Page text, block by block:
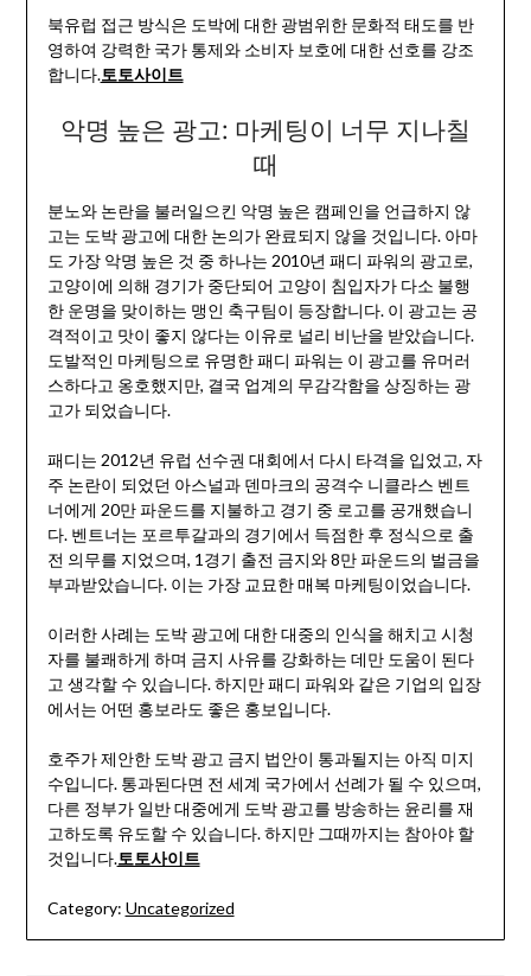
북유럽 접근 방식은 도박에 대한 광범위한 문화적 태도를 반
영하여 강력한 국가 통제와 소비자 보호에 대한 선호를 강조
합니다.토토사이트
악명 높은 광고: 마케팅이 너무 지나칠
때
분노와 논란을 불러일으킨 악명 높은 캠페인을 언급하지 않
고는 도박 광고에 대한 논의가 완료되지 않을 것입니다. 아마
도 가장 악명 높은 것 중 하나는 2010년 패디 파워의 광고로,
고양이에 의해 경기가 중단되어 고양이 침입자가 다소 불행
한 운명을 맞이하는 맹인 축구팀이 등장합니다. 이 광고는 공
격적이고 맛이 좋지 않다는 이유로 널리 비난을 받았습니다.
도발적인 마케팅으로 유명한 패디 파워는 이 광고를 유머러
스하다고 옹호했지만, 결국 업계의 무감각함을 상징하는 광
고가 되었습니다.
패디는 2012년 유럽 선수권 대회에서 다시 타격을 입었고, 자
주 논란이 되었던 아스널과 덴마크의 공격수 니클라스 벤트
너에게 20만 파운드를 지불하고 경기 중 로고를 공개했습니
다. 벤트너는 포르투갈과의 경기에서 득점한 후 정식으로 출
전 의무를 지었으며, 1경기 출전 금지와 8만 파운드의 벌금을
부과받았습니다. 이는 가장 교묘한 매복 마케팅이었습니다.
이러한 사례는 도박 광고에 대한 대중의 인식을 해치고 시청
자를 불쾌하게 하며 금지 사유를 강화하는 데만 도움이 된다
고 생각할 수 있습니다. 하지만 패디 파워와 같은 기업의 입장
에서는 어떤 홍보라도 좋은 홍보입니다.
호주가 제안한 도박 광고 금지 법안이 통과될지는 아직 미지
수입니다. 통과된다면 전 세계 국가에서 선례가 될 수 있으며,
다른 정부가 일반 대중에게 도박 광고를 방송하는 윤리를 재
고하도록 유도할 수 있습니다. 하지만 그때까지는 참아야 할
것입니다.토토사이트
Category: Uncategorized